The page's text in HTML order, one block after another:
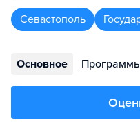
Севастополь
Основное